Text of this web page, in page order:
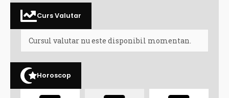
Curs Valutar
Cursul valutar nu este disponibil momentan.
Horoscop